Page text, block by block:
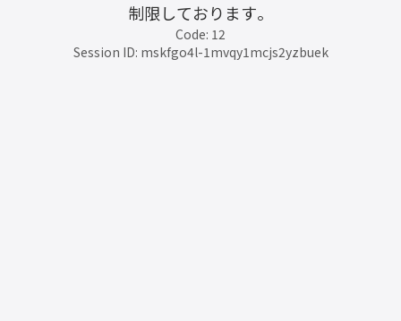
制限しております。
Code: 12
Session ID: mskfgo4l-1mvqy1mcjs2yzbuek